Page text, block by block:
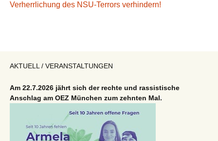
Verherrlichung des NSU-Terrors verhindern!
AKTUELL / VERANSTALTUNGEN
Am 22.7.2026 jährt sich der rechte und rassistische
Anschlag am OEZ München zum zehnten Mal.